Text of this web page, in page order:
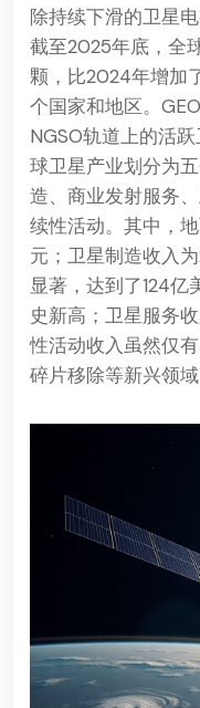
除持续下滑的卫星
截至2025年底，全
颗，比2024年增加
个国家和地区。
NGSO轨道上的活
球卫星产业划分为
造、商业发射服务
续性活动。其中，
元；卫星制造收入
显著，达到了124
史新高；卫星服务
性活动收入虽然仅
碎片移除等新兴领域